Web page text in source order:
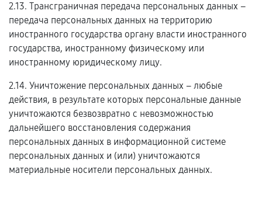
2.13. Трансграничная передача персональных данных –
передача персональных данных на территорию
иностранного государства органу власти иностранного
государства, иностранному физическому или
иностранному юридическому лицу.
2.14. Уничтожение персональных данных – любые
действия, в результате которых персональные данные
уничтожаются безвозвратно с невозможностью
дальнейшего восстановления содержания
персональных данных в информационной системе
персональных данных и (или) уничтожаются
материальные носители персональных данных.